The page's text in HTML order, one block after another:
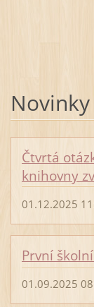
Čtvrtá
knihovny
01.12.2025
První
01.09.2025